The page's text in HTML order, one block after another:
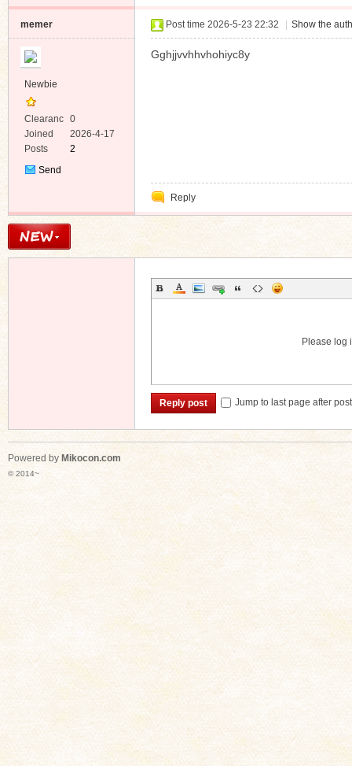
memer
Newbie
Clearanc
e
0
Joined
2026-4-17
Posts
2
Send
Post time 2026-5-23 22:32 Show the
Gghjjvvhhvhohiyc8y
Reply
Please log
Reply post Jump to last page after
Powered by Mikocon.com
© 2014~